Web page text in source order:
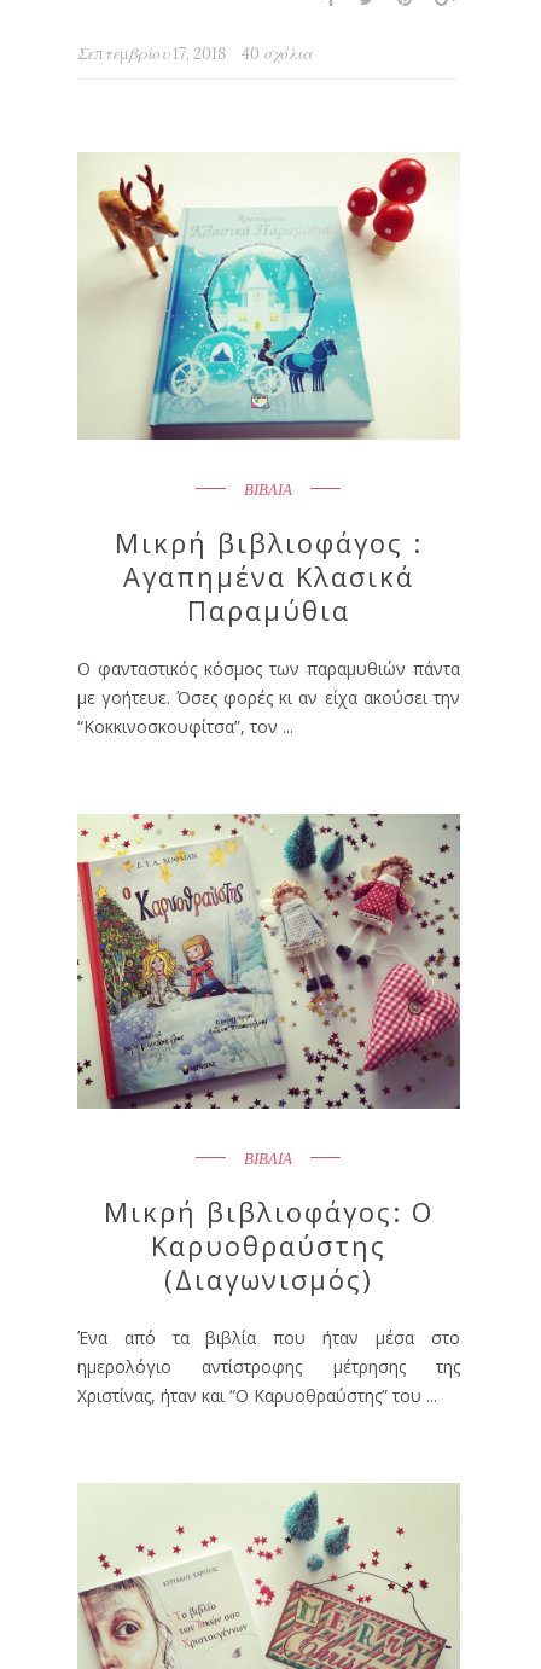
Σεπτεμβρίου 17, 2018 40 σχόλια
ΒΙΒΛΙΑ
Μικρή βιβλιοφάγος :
Αγαπημένα Κλασικά
Παραμύθια
Ο φανταστικός κόσμος των παραμυθιών πάντα
με γοήτευε. Όσες φορές κι αν είχα ακούσει την
“Κοκκινοσκουφίτσα”, τον ...
ΒΙΒΛΙΑ
Μικρή βιβλιοφάγος: Ο
Καρυοθραύστης
(Διαγωνισμός)
Ένα από τα βιβλία που ήταν μέσα στο
ημερολόγιο αντίστροφης μέτρησης της
Χριστίνας, ήταν και “Ο Καρυοθραύστης” του ...